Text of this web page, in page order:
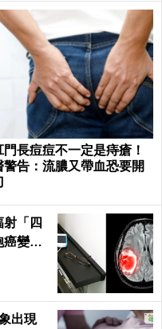
門長痘痘不一定是痔瘡！
警告：流膿又帶血恐要開
射「四
癌變！
出現